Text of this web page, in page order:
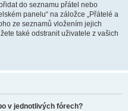
do seznamu přátel nebo
panelu“ na záložce „Přátelé a
ze seznamů vložením jejich
také odstranit uživatele z vašich
v jednotlivých fórech?